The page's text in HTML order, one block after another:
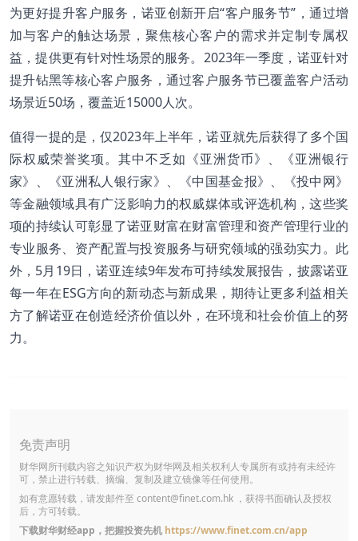
为更好提升客户服务，诺亚创新开启“客户服务节”，通过增
加与客户的触达场景，聚焦核心客户的需求并定制专属权
益，提供更有针对性场景的服务。2023年一季度，诺亚针对
提升钻黑等核心客户服务，通过客户服务节已覆盖客户活动
场景近50场，覆盖近15000人次。
值得一提的是，仅2023年上半年，诺亚就先后获得了多个国
际权威荣誉奖项。其中不乏如《亚洲货币》、《亚洲银行
家》、《亚洲私人银行家》、《中国基金报》、《投中网》
等金融领域具有广泛影响力的权威媒体或评选机构，这些奖
项的持续认可彰显了诺亚财富在财富管理和资产管理行业的
专业服务、资产配置与投资服务与研究领域的强劲实力。此
外，5月19日，诺亚连续9年发布可持续发展报告，披露诺亚
每一年在ESG方向的新动态与新成果，期待让更多利益相关
方了解诺亚在创造经济价值以外，在环境和社会价值上的努
力。
免责声明
财华网所刊载内容之知识产权为财华网及相关权利人专属所有或持有未经许
可，禁止进行转载、摘编、复制及建立镜像等任何使用。
如有意愿转载，请发邮件至 content@finet.com.hk ，获得书面确认及授权
后，方可转载。
下载财华财经app，把握投资先机 https://www.finet.com.cn/app